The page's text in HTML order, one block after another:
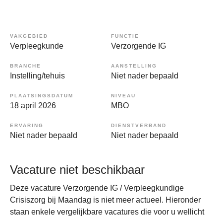
VAKGEBIED
Verpleegkunde
FUNCTIE
Verzorgende IG
BRANCHE
Instelling/tehuis
AANSTELLING
Niet nader bepaald
PLAATSINGSDATUM
18 april 2026
NIVEAU
MBO
ERVARING
Niet nader bepaald
DIENSTVERBAND
Niet nader bepaald
Vacature niet beschikbaar
Deze vacature Verzorgende IG / Verpleegkundige
Crisiszorg bij Maandag is niet meer actueel. Hieronder
staan enkele vergelijkbare vacatures die voor u wellicht